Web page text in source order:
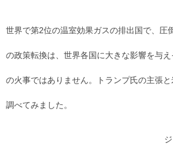
世界で第2位の温室効果ガスの排出国で、圧
の政策転換は、世界各国に大きな影響を与
の火事ではありません。トランプ氏の主張
調べてみました。